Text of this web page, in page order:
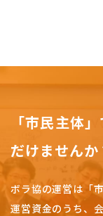
「市民主体
だけませんか
ボラ協の運営は「
運営資金のうち、